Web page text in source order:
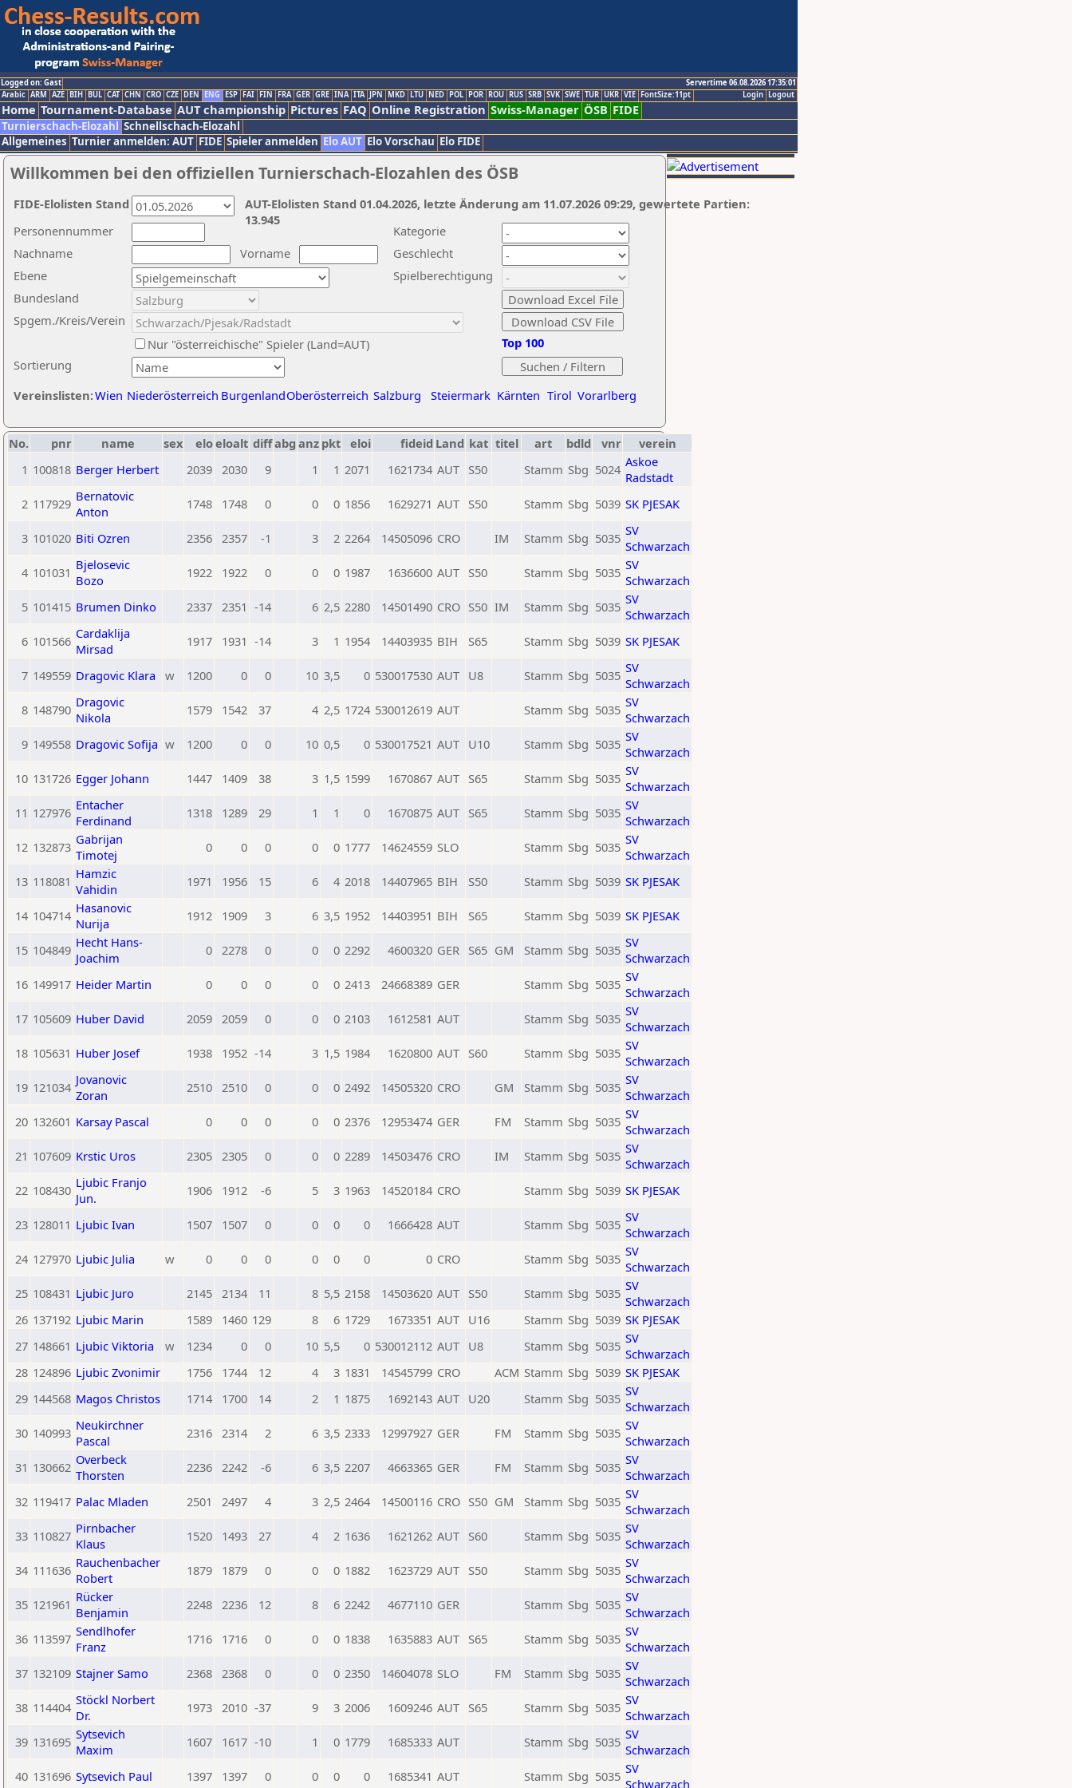
Logged on: Gast
Servertime 06.08.2026 17:35:01
Logout
Login
Arabic ARM AZE BIH BUL CAT CHN CRO CZE DEN ENG ESP FAI FIN FRA GER GRE INA ITA JPN MKD LTU NED POL POR ROU RUS SRB SVK SWE TUR UKR VIE FontSize:11pt
Home Tournament-Database AUT championship Pictures FAQ Online Registration Swiss-Manager ÖSB FIDE
Turnierschach-Elozahl Schnellschach-Elozahl
Allgemeines Turnier anmelden: AUT FIDE Spieler anmelden Elo AUT Elo Vorschau Elo FIDE
Willkommen bei den offiziellen Turnierschach-Elozahlen des ÖSB
Nachname
Vorname
Ebene
Kategorie
Sortierung
Personennummer
Bundesland
Spgem./Kreis/Verein
Geschlecht
Nur "österreichische" Spieler (Land=AUT)
Spielberechtigung
Vereinslisten:Wien Niederösterreich BurgenlandOberösterreich Salzburg Steiermark Kärnten Tirol Vorarlberg
Top 100
AUT-Elolisten Stand 01.04.2026, letzte Änderung am 11.07.2026 09:29, gewertete Partien:
13.945
FIDE-Elolisten Stand
No. pnr name sex eloeloalt diffabg anz pkt eloi fideid Land kat titel art bdld vnr
verein
1 100818 Berger Herbert 2039 2030 9 1 1 2071 1621734 AUT S50 Stamm Sbg 5024 Askoe
Radstadt
2 117929 Bernatovic
Anton
1748 1748 0 0 0 1856 1629271 AUT S50 Stamm Sbg 5039 SK PJESAK
3 101020 Biti Ozren 2356 2357 -1 3 2 2264 14505096 CRO IM Stamm Sbg 5035 SV
Schwarzach
4 101031 Bjelosevic
Bozo
1922 1922 0 0 0 1987 1636600 AUT S50 Stamm Sbg 5035 SV
Schwarzach
5 101415 Brumen Dinko 2337 2351 -14 6 2,5 2280 14501490 CRO S50 IM Stamm Sbg 5035 SV
Schwarzach
6 101566 Cardaklija
Mirsad
1917 1931 -14 3 1 1954 14403935 BIH S65 Stamm Sbg 5039 SK PJESAK
7 149559 Dragovic Klara w 1200 0 0 10 3,5 0 530017530 AUT U8 Stamm Sbg 5035 SV
Schwarzach
8 148790 Dragovic
Nikola
1579 1542 37 4 2,5 1724 530012619 AUT Stamm Sbg 5035 SV
Schwarzach
9 149558 Dragovic Sofija w 1200 0 0 10 0,5 0 530017521 AUT U10 Stamm Sbg 5035 SV
Schwarzach
10 131726 Egger Johann 1447 1409 38 3 1,5 1599 1670867 AUT S65 Stamm Sbg 5035 SV
Schwarzach
11 127976 Entacher
Ferdinand
1318 1289 29 1 1 0 1670875 AUT S65 Stamm Sbg 5035 SV
Schwarzach
12 132873 Gabrijan
Timotej
0 0 0 0 0 1777 14624559 SLO Stamm Sbg 5035 SV
Schwarzach
13 118081 Hamzic
Vahidin
1971 1956 15 6 4 2018 14407965 BIH S50 Stamm Sbg 5039 SK PJESAK
14 104714 Hasanovic
Nurija
1912 1909 3 6 3,5 1952 14403951 BIH S65 Stamm Sbg 5039 SK PJESAK
15 104849 Hecht Hans-
Joachim
0 2278 0 0 0 2292 4600320 GER S65 GM Stamm Sbg 5035 SV
Schwarzach
16 149917 Heider Martin 0 0 0 0 0 2413 24668389 GER Stamm Sbg 5035 SV
Schwarzach
17 105609 Huber David 2059 2059 0 0 0 2103 1612581 AUT Stamm Sbg 5035 SV
Schwarzach
18 105631 Huber Josef 1938 1952 -14 3 1,5 1984 1620800 AUT S60 Stamm Sbg 5035 SV
Schwarzach
19 121034 Jovanovic
Zoran
2510 2510 0 0 0 2492 14505320 CRO GM Stamm Sbg 5035 SV
Schwarzach
20 132601 Karsay Pascal 0 0 0 0 0 2376 12953474 GER FM Stamm Sbg 5035 SV
Schwarzach
21 107609 Krstic Uros 2305 2305 0 0 0 2289 14503476 CRO IM Stamm Sbg 5035 SV
Schwarzach
22 108430 Ljubic Franjo
Jun.
1906 1912 -6 5 3 1963 14520184 CRO Stamm Sbg 5039 SK PJESAK
23 128011 Ljubic Ivan 1507 1507 0 0 0 0 1666428 AUT Stamm Sbg 5035 SV
Schwarzach
24 127970 Ljubic Julia w 0 0 0 0 0 0 0 CRO Stamm Sbg 5035 SV
Schwarzach
25 108431 Ljubic Juro 2145 2134 11 8 5,5 2158 14503620 AUT S50 Stamm Sbg 5035 SV
Schwarzach
26 137192 Ljubic Marin 1589 1460 129 8 6 1729 1673351 AUT U16 Stamm Sbg 5039 SK PJESAK
27 148661 Ljubic Viktoria w 1234 0 0 10 5,5 0 530012112 AUT U8 Stamm Sbg 5035 SV
Schwarzach
28 124896 Ljubic Zvonimir 1756 1744 12 4 3 1831 14545799 CRO ACM Stamm Sbg 5039 SK PJESAK
29 144568 Magos Christos 1714 1700 14 2 1 1875 1692143 AUT U20 Stamm Sbg 5035 SV
Schwarzach
30 140993 Neukirchner
Pascal
2316 2314 2 6 3,5 2333 12997927 GER FM Stamm Sbg 5035 SV
Schwarzach
31 130662 Overbeck
Thorsten
2236 2242 -6 6 3,5 2207 4663365 GER FM Stamm Sbg 5035 SV
Schwarzach
32 119417 Palac Mladen 2501 2497 4 3 2,5 2464 14500116 CRO S50 GM Stamm Sbg 5035 SV
Schwarzach
33 110827 Pirnbacher
Klaus
1520 1493 27 4 2 1636 1621262 AUT S60 Stamm Sbg 5035 SV
Schwarzach
34 111636 Rauchenbacher
Robert
1879 1879 0 0 0 1882 1623729 AUT S50 Stamm Sbg 5035 SV
Schwarzach
35 121961 Rücker
Benjamin
2248 2236 12 8 6 2242 4677110 GER Stamm Sbg 5035 SV
Schwarzach
36 113597 Sendlhofer
Franz
1716 1716 0 0 0 1838 1635883 AUT S65 Stamm Sbg 5035 SV
Schwarzach
37 132109 Stajner Samo 2368 2368 0 0 0 2350 14604078 SLO FM Stamm Sbg 5035 SV
Schwarzach
38 114404 Stöckl Norbert
Dr.
1973 2010 -37 9 3 2006 1609246 AUT S65 Stamm Sbg 5035 SV
Schwarzach
39 131695 Sytsevich
Maxim
1607 1617 -10 1 0 1779 1685333 AUT Stamm Sbg 5035 SV
Schwarzach
40 131696 Sytsevich Paul 1397 1397 0 0 0 0 1685341 AUT Stamm Sbg 5035 SV
Schwarzach